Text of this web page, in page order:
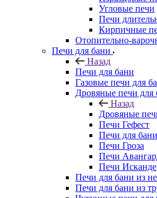
Угловые печи
Печи
Кирпичные
Отопительно-
Печи для бани
Назад
Печи для бани
Газовые печи для
Дровяные печи для
Назад
Дровяные
Печи Гефест
Печи для
Печи Гроза
Печи
Печи
Печи для бани из
Печи для бани из